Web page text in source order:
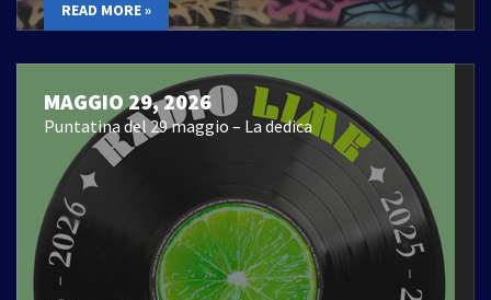
READ MORE »
MAGGIO 29, 2026
Puntatina del 29 maggio – La dedica